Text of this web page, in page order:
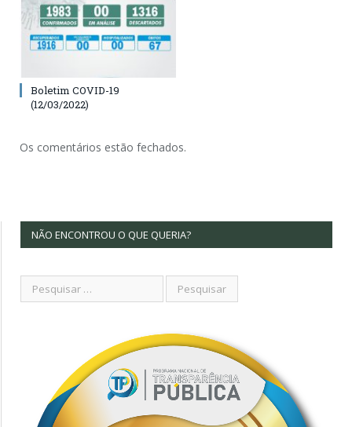
Boletim COVID-19
(12/03/2022)
Os comentários estão fechados.
NÃO ENCONTROU O QUE QUERIA?